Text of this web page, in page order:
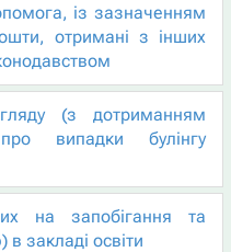
із зазначенням
отримані з інших
(з дотриманням
випадки булінгу
на запобігання та
в закладі освіти